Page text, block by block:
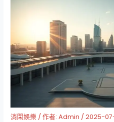
消閑娛樂 / 作者:Admin /2025-